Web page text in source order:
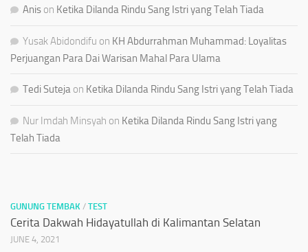
Anis on Ketika Dilanda Rindu Sang Istri yang Telah Tiada
Yusak Abidondifu on KH Abdurrahman Muhammad: Loyalitas
Perjuangan Para Dai Warisan Mahal Para Ulama
Tedi Suteja on Ketika Dilanda Rindu Sang Istri yang Telah Tiada
Nur Imdah Minsyah on Ketika Dilanda Rindu Sang Istri yang
Telah Tiada
GUNUNG TEMBAK / TEST
Cerita Dakwah Hidayatullah di Kalimantan Selatan
JUNE 4, 2021